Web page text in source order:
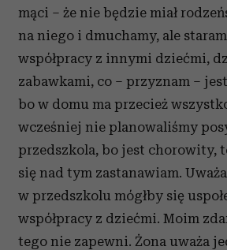
mąci – że nie będzie miał
na niego i dmuchamy, ale
współpracy z innymi dziećmi,
zabawkami, co – przyznam –
bo w domu ma przecież
wcześniej nie planowaliśmy
przedszkola, bo jest chorowity,
się nad tym zastanawiam.
w przedszkolu mógłby się
współpracy z dziećmi. Moim
tego nie zapewni. Żona uważa